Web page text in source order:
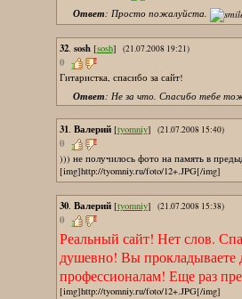
Ответ: Просто пожалуйста.
32. sosh [sosh] (21.07.2008 19:21)
0
Гитаристка, спасибо за сайт!
Ответ: Не за что. Спасибо тебе
31. Валерий [tyomniy] (21.07.2008 15:40)
0
))) не получилось фото на память в
[img]http://tyomniy.ru/foto/12+.JPG[/img]
30. Валерий [tyomniy] (21.07.2008 15:38)
0
Реальный сайт! Нет слов.
душевно! Вы прокладываете
профессионалам! Еще раз
[img]http://tyomniy.ru/foto/12+.JPG[/img]